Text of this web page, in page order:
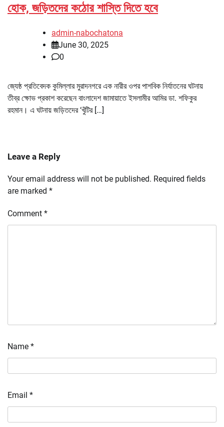
হোক, জড়িতদের কঠোর শাস্তি দিতে হবে
admin-nabochatona
June 30, 2025
0
জ্যেষ্ঠ প্রতিবেদক কুমিল্লার মুরাদনগরে এক নারীর ওপর পাশবিক নির্যাতনের ঘটনায়
তীব্র ক্ষোভ প্রকাশ করেছেন বাংলাদেশ জামায়াতে ইসলামীর আমির ডা. শফিকুর
রহমান। এ ঘটনায় জড়িতদের ‘খুঁটির […]
Leave a Reply
Your email address will not be published. Required fields
are marked *
Comment *
Name *
Email *